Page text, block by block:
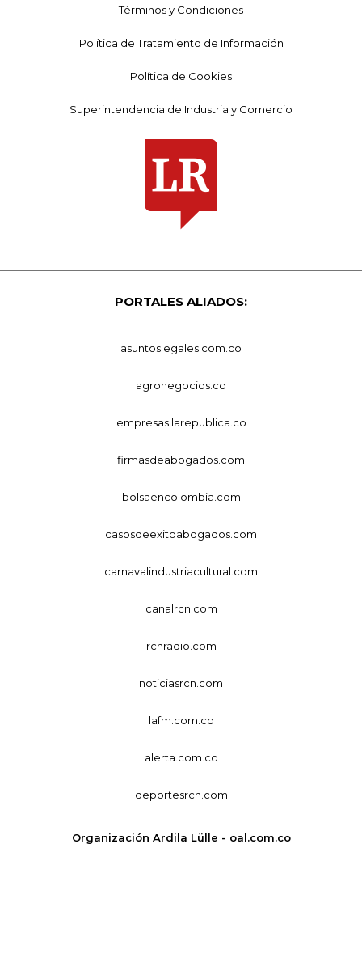
Términos y Condiciones
Política de Tratamiento de Información
Política de Cookies
Superintendencia de Industria y Comercio
PORTALES ALIADOS:
asuntoslegales.com.co
agronegocios.co
empresas.larepublica.co
firmasdeabogados.com
bolsaencolombia.com
casosdeexitoabogados.com
carnavalindustriacultural.com
canalrcn.com
rcnradio.com
noticiasrcn.com
lafm.com.co
alerta.com.co
deportesrcn.com
Organización Ardila Lülle - oal.com.co